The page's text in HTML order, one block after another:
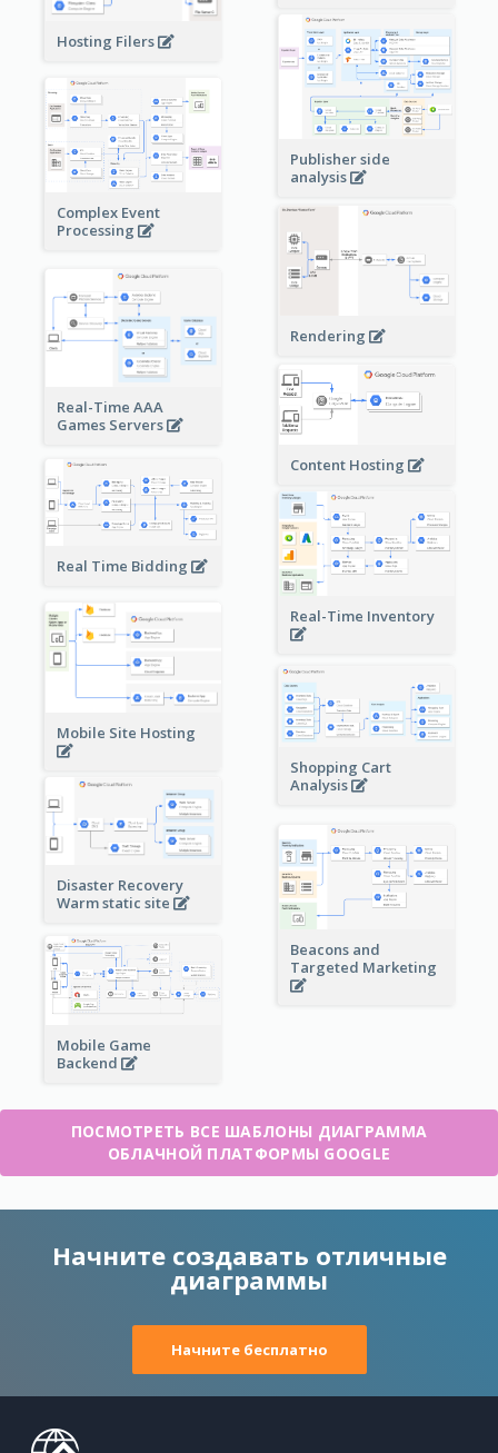
Hosting Filers
Publisher side
analysis
Complex Event
Processing
Rendering
Real-Time AAA
Games Servers
Content Hosting
Real Time Bidding
Real-Time Inventory
Mobile Site Hosting
Shopping Cart
Analysis
Disaster Recovery
Warm static site
Beacons and
Targeted Marketing
Mobile Game
Backend
ПОСМОТРЕТЬ ВСЕ ШАБЛОНЫ ДИАГРАММА
ОБЛАЧНОЙ ПЛАТФОРМЫ GOOGLE
Начните создавать отличные
диаграммы
Начните бесплатно